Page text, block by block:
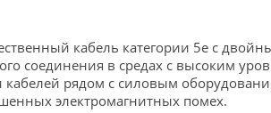
кабель категории 5e с
соединения в средах с высоким
рядом с силовым
электромагнитных помех.